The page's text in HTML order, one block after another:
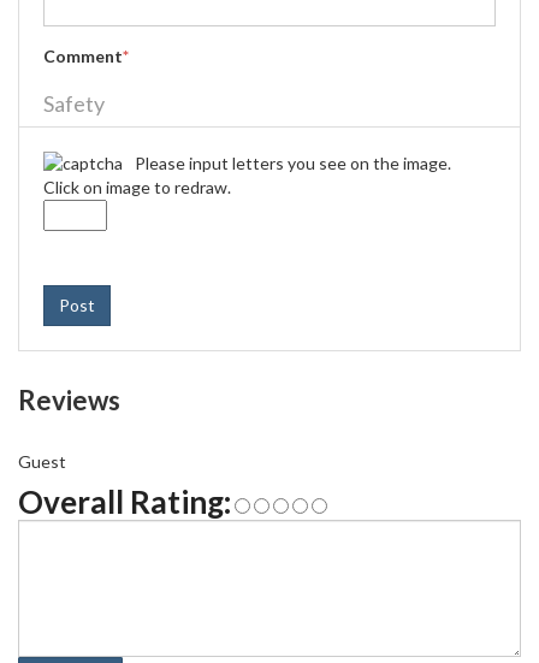
Comment*
Safety
Please input letters you see on the image.
Click on image to redraw.
Post
Reviews
Guest
Overall Rating: